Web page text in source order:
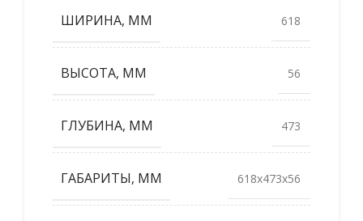
ШИРИНА, ММ 618
ВЫСОТА, ММ 56
ГЛУБИНА, ММ 473
ГАБАРИТЫ, ММ 618x473x56